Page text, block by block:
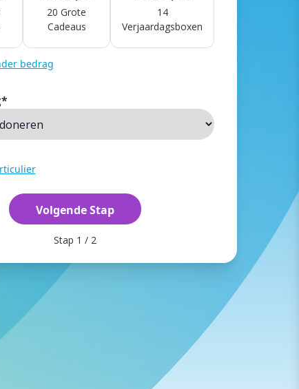
Stap 1 / 2
20 Grote
Cadeaus
14
Verjaardagsboxen
bedrag
*